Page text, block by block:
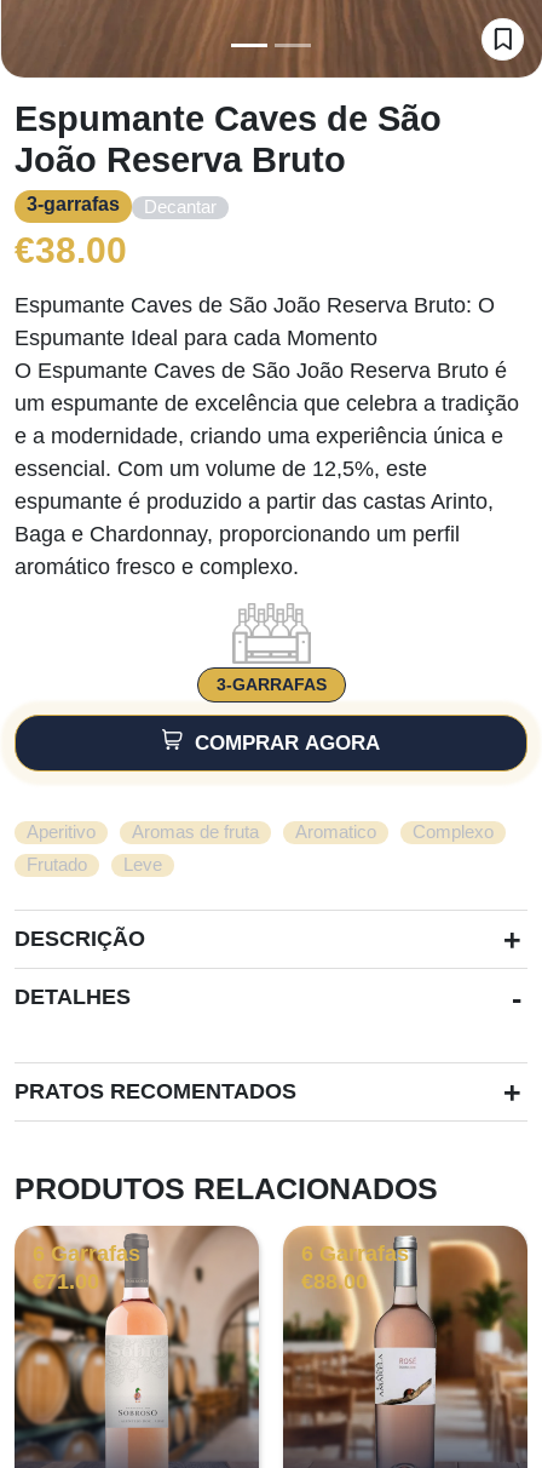
Espumante Caves de São
João Reserva Bruto
3-garrafas Decantar
€38.00
Espumante Caves de São João Reserva Bruto: O
Espumante Ideal para cada Momento
O Espumante Caves de São João Reserva Bruto é
um espumante de excelência que celebra a tradição
e a modernidade, criando uma experiência única e
essencial. Com um volume de 12,5%, este
espumante é produzido a partir das castas Arinto,
Baga e Chardonnay, proporcionando um perfil
aromático fresco e complexo.
3-GARRAFAS
COMPRAR AGORA
Aperitivo Aromas de fruta Aromatico Complexo
Frutado Leve
DESCRIÇÃO +
DETALHES -
PRATOS RECOMENTADOS +
PRODUTOS RELACIONADOS
6 Garrafas
€71.00
6 Garrafas
€88.00